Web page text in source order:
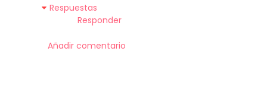
Respuestas
Responder
Añadir comentario